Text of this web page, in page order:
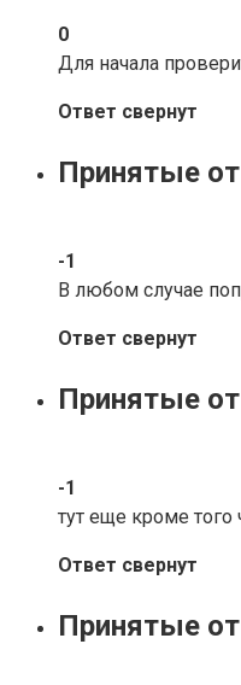
0
Для начала
Ответ свернут
Принятые
-1
В любом случае
Ответ свернут
Принятые
-1
тут еще кроме того
Ответ свернут
Принятые